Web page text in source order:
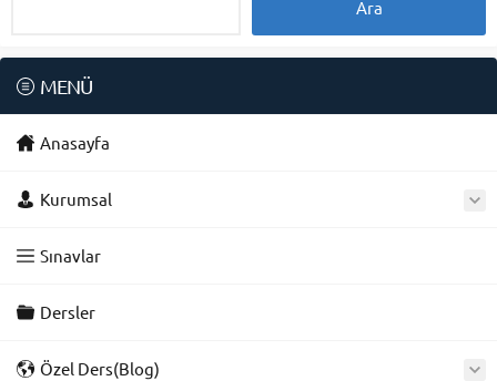
MENÜ
Anasayfa
Kurumsal
Sınavlar
Dersler
Özel Ders(Blog)